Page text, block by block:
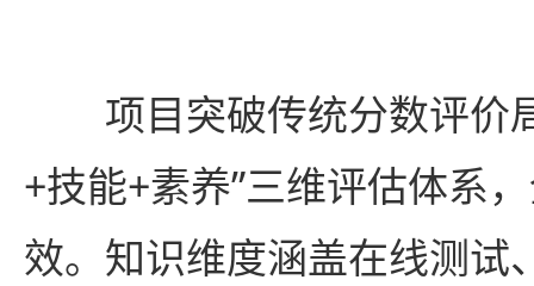
项目突破传统分数评价
+技能+素养”三维评估体系
效。知识维度涵盖在线测试